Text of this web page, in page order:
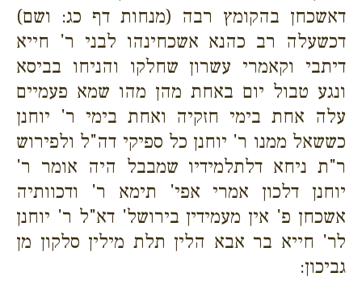
דאשכחן בהקומץ רבה (מנחות דף כג: ושם)
דכשעלה רב כהנא אשכחינהו לבני ר' חייא
דיתבי וקאמרי עשרון שחלקו והניחו בביסא
ונגע טבול יום באחת מהן מהו שמא פעמיים
עלה אחת בימי חזקיה ואחת בימי ר' יוחנן
כששאל ממנו ר' יוחנן כל ספיקי דה"ל ולפירוש
ר"ת ניחא דלתלמידיו שמבבל היה אומר ר'
יוחנן דלכון אמרי אפי' תימא ר' ודכוותיה
אשכחן פ' אין מעמידין בירושל' דא"ל ר' יוחנן
לר' חייא בר אבא הלין תלת מילין סלקון מן
גביכון: